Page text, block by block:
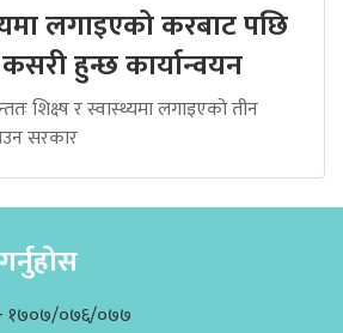
लगाइएको करबाट पछि
हुन्छ कार्यान्वयन
शिक्ष्ष र स्वास्थ्यमा लगाइएको तीन
सरकार
१७०७/०७६/०७७